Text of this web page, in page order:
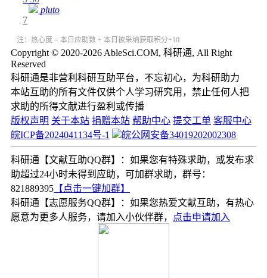
pluto
7
注：热心度 = 本日应助数 + 本日被采纳获取积分÷10
Copyright © 2020-2026 AbleSci.COM, 科研通, All Right
Reserved
科研通是非营利科研互助平台，不忘初心，为科研助力
本站互助的所有文件仅供个人学习研究用，禁止任何人把
求助的所得文献进行盈利或传播
版权声明 关于本站 捐赠本站 帮助中心 提交工单 客服中心
皖ICP备2024041134号-1
皖公网安备34019202002308
科研通【文献互助QQ群】：如果您有特殊求助，或发布求
助超过24小时未得到应助，可加群求助，群号：
821889395 【点击一键加群】
科研通【志愿服务QQ群】：如果您热爱文献互助，有热心
愿意为更多人服务，请加入小伙伴群，
点击申请加入